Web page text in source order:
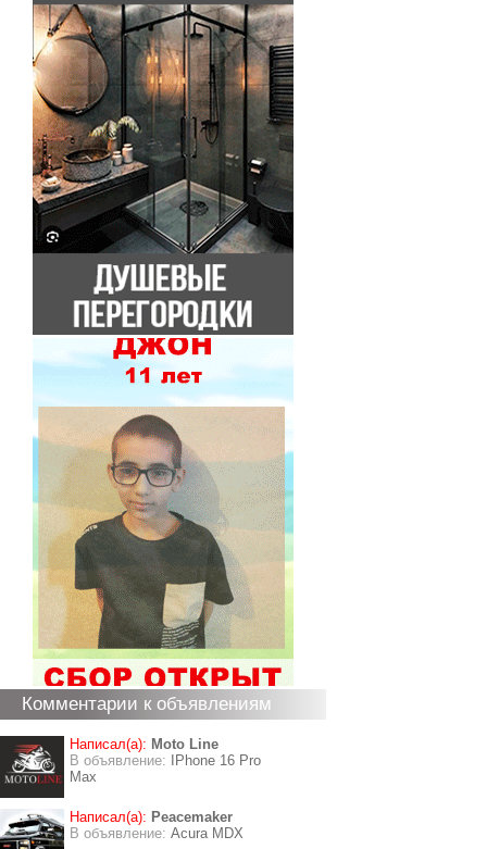
Комментарии к объявлениям
Написал(а): Moto Line
В объявление:
IPhone 16 Pro
Max
Написал(а): Peacemaker
В объявление: Acura MDX